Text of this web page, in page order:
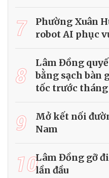
7
Phường Xuân
robot AI phục
8
Lâm Đồng
bằng sạch bàn
tốc trước tháng
9
Mở kết nối
Nam
10Lâm Đồng gỡ
lần đầu